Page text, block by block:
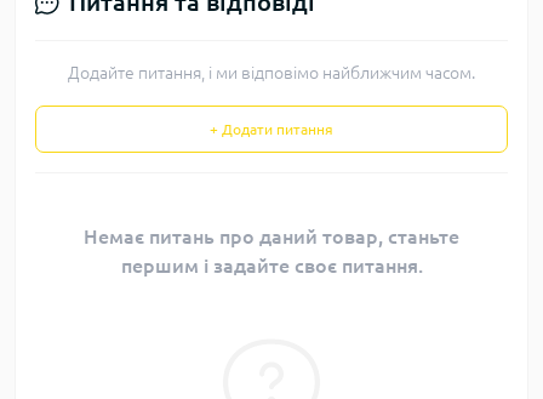
Додайте питання, і ми відповімо найближчим часом.
+ Додати питання
Немає питань про даний товар, станьте
першим і задайте своє питання.